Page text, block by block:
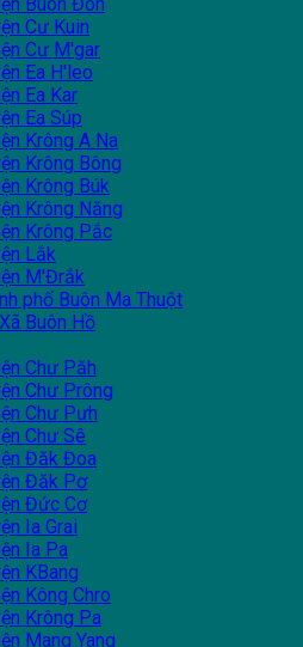
Cư Kuin
Cư M'gar
Ea H'leo
Ea Kar
Ea Súp
Krông A Na
Krông Bông
Krông Búk
Krông Năng
Krông Pắc
Lắk
M'Đrắk
phố Buôn Ma Thuột
Buôn Hồ
Chư Păh
Chư Prông
Chư Pưh
Chư Sê
Đăk Đoa
Đăk Pơ
Đức Cơ
Ia Grai
Ia Pa
KBang
Kông Chro
Krông Pa
Mang Yang